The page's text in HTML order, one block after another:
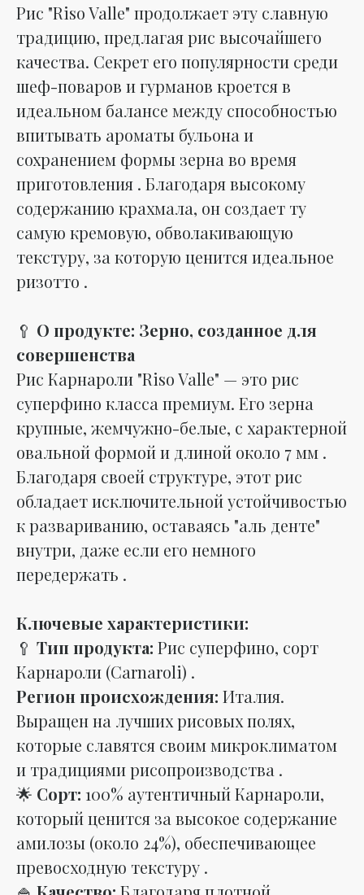
Рис "Riso Valle" продолжает эту славную
традицию, предлагая рис высочайшего
качества. Секрет его популярности среди
шеф-поваров и гурманов кроется в
идеальном балансе между способностью
впитывать ароматы бульона и
сохранением формы зерна во время
приготовления . Благодаря высокому
содержанию крахмала, он создает ту
самую кремовую, обволакивающую
текстуру, за которую ценится идеальное
ризотто .
🥄 О продукте: Зерно, созданное для
совершенства
Рис Карнароли "Riso Valle" — это рис
суперфино класса премиум. Его зерна
крупные, жемчужно-белые, с характерной
овальной формой и длиной около 7 мм .
Благодаря своей структуре, этот рис
обладает исключительной устойчивостью
к развариванию, оставаясь "аль денте"
внутри, даже если его немного
передержать .
Ключевые характеристики:
🥄 Тип продукта: Рис суперфино, сорт
Карнароли (Carnaroli) .
Регион происхождения: Италия.
Выращен на лучших рисовых полях,
которые славятся своим микроклиматом
и традициями рисопроизводства .
🌟 Сорт: 100% аутентичный Карнароли,
который ценится за высокое содержание
амилозы (около 24%), обеспечивающее
превосходную текстуру .